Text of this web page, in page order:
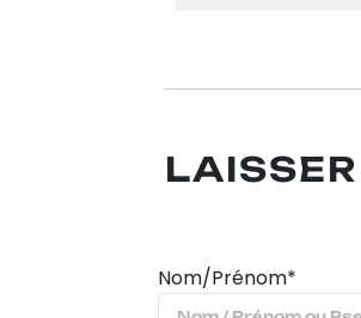
Nom/Prénom*